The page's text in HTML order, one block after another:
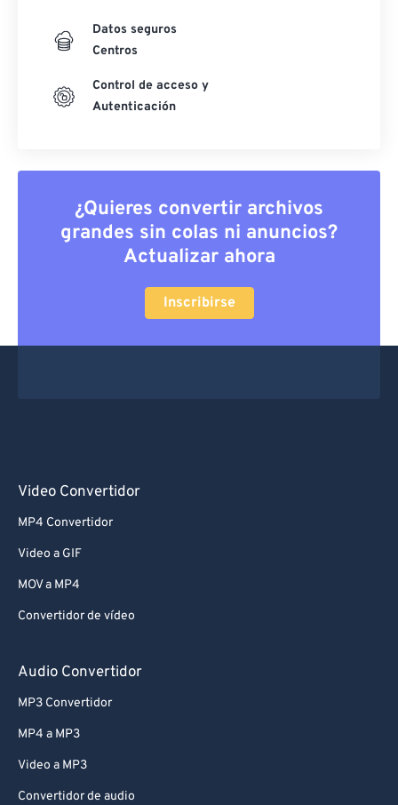
Datos seguros
Centros
Control de acceso y
Autenticación
¿Quieres convertir archivos
grandes sin colas ni anuncios?
Actualizar ahora
Inscribirse
Video Convertidor
MP4 Convertidor
Video a GIF
MOV a MP4
Convertidor de vídeo
Audio Convertidor
MP3 Convertidor
MP4 a MP3
Video a MP3
Convertidor de audio